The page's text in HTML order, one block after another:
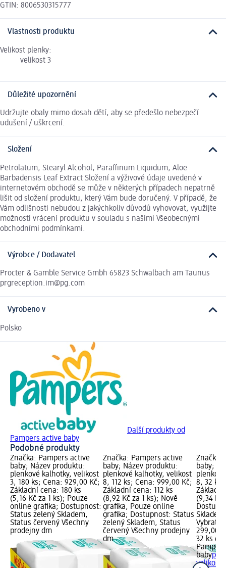
GTIN: 8006530315777
Vlastnosti produktu
Velikost plenky:
velikost 3
Důležité upozornění
Udržujte obaly mimo dosah dětí, aby se předešlo nebezpečí
udušení / uškrcení.
Složení
Petrolatum, Stearyl Alcohol, Paraffinum Liquidum, Aloe
Barbadensis Leaf Extract Složení a výživové údaje uvedené v
internetovém obchodě se může v některých případech nepatrně
lišit od složení produktu, který Vám bude doručený. V případě, že
Vám odlišnosti nebudou z jakýchkoliv důvodů vyhovovat, využijte
možnosti vrácení produktu v souladu s našimi Všeobecnými
obchodními podmínkami.
Výrobce / Dodavatel
Procter & Gamble Service Gmbh 65823 Schwalbach am Taunus
prgreception.im@pg.com
Vyrobeno v
Polsko
Další produkty od
Pampers active baby
Podobné produkty
Značka: Pampers active
baby; Název produktu:
plenkové kalhotky, velikost
3, 180 ks; Cena: 929,00 Kč;
Základní cena: 180 ks
(5,16 Kč za 1 ks); Pouze
online grafika; Dostupnost:
Status zelený Skladem,
Status červený Všechny
prodejny dm
Značka: Pampers active
baby; Název produktu:
plenkové kalhotky, velikost
8, 112 ks; Cena: 999,00 Kč;
Základní cena: 112 ks
(8,92 Kč za 1 ks); Nově
grafika, Pouze online
grafika; Dostupnost: Status
zelený Skladem, Status
červený Všechny prodejny
dm
Značka:
baby;
8, 32 ks;
Základní
(9,34 Kč
Vybrat
299,00
32 ks
baby
velikost